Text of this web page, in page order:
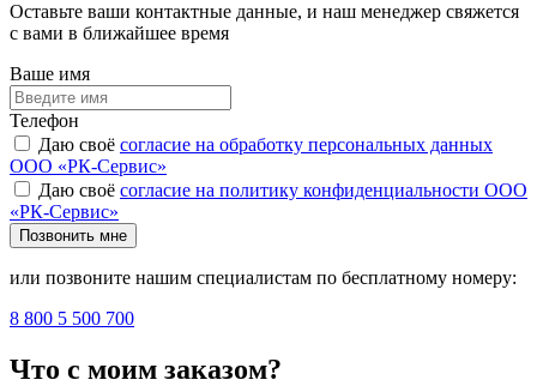
Оставьте ваши контактные данные, и наш менеджер свяжется
с вами в ближайшее время
Ваше имя
Телефон
Даю своё согласие на обработку персональных данных
ООО «РК-Сервис»
Даю своё согласие на политику конфиденциальности ООО
«РК-Сервис»
Позвонить мне
или позвоните нашим специалистам по бесплатному номеру:
8 800 5 500 700
Что с моим заказом?